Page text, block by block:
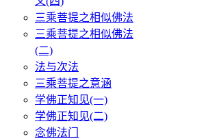
三乘菩提之相似佛法
三乘菩提之相似佛法
(二)
法与次法
三乘菩提之意涵
学佛正知见(一)
学佛正知见(二)
念佛法门